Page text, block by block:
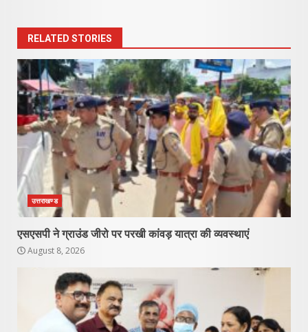
RELATED STORIES
उत्तराखण्ड
एसएसपी ने ग्राउंड जीरो पर परखी कांवड़ यात्रा की व्यवस्थाएं
August 8, 2026